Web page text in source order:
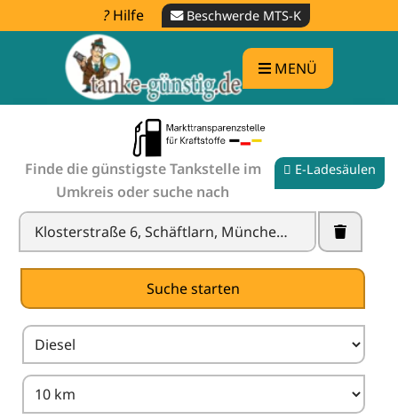
Hilfe Beschwerde MTS-K
MENÜ
Finde die günstigste Tankstelle im
Umkreis oder suche nach
E-Ladesäulen
Suche starten
Tankstelle in der Nähe finden -Spritpreise
vergleichen